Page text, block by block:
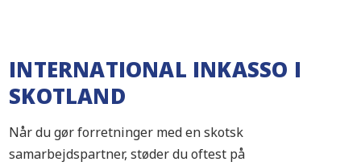
INTERNATIONAL INKASSO I
SKOTLAND
Når du gør forretninger med en skotsk
samarbejdspartner, støder du oftest på